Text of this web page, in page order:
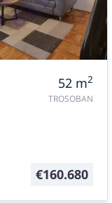
52 m2
TROSOBAN
€160.680